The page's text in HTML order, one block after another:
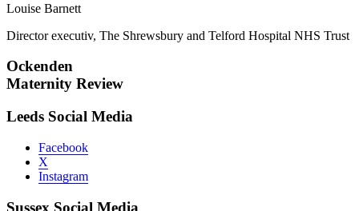
Louise Barnett
Director executiv, The Shrewsbury and Telford Hospital NHS Trust
Ockenden
Maternity Review
Leeds Social Media
Facebook
X
Instagram
Sussex Social Media